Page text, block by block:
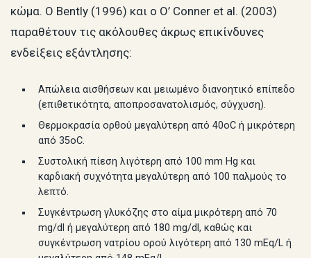
κώμα. Ο Bently (1996) και ο O’ Conner et al. (2003)
παραθέτουν τις ακόλουθες άκρως επικίνδυνες
ενδείξεις εξάντλησης:
Απώλεια αισθήσεων και μειωμένο διανοητικό επίπεδο
(επιθετικότητα, αποπροσανατολισμός, σύγχυση).
Θερμοκρασία ορθού μεγαλύτερη από 40oC ή μικρότερη
από 35oC.
Συστολική πίεση λιγότερη από 100 mm Hg και
καρδιακή συχνότητα μεγαλύτερη από 100 παλμούς το
λεπτό.
Συγκέντρωση γλυκόζης στο αίμα μικρότερη από 70
mg/dl ή μεγαλύτερη από 180 mg/dl, καθώς και
συγκέντρωση νατρίου ορού λιγότερη από 130 mEq/L ή